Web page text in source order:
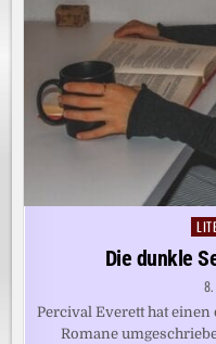
in
Die dunkle
8.
Percival Everett hat
Romane